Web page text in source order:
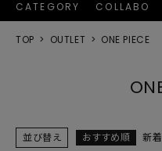
CATEGORY COLLABO
TOP OUTLET ONE PIECE
並び替え おすすめ順 新